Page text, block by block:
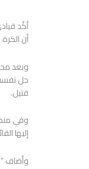
أكّد
أن
قتيل.
وفي
إليها
وأضاف